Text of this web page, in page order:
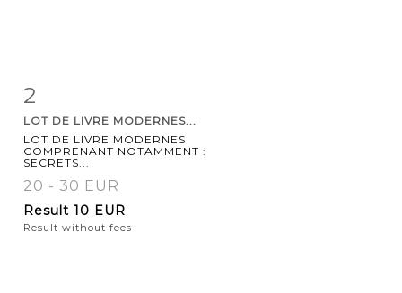
2
LOT DE LIVRE MODERNES...
LOT DE LIVRE MODERNES
COMPRENANT NOTAMMENT :
SECRETS...
20 - 30 EUR
Result 10 EUR
Result without fees